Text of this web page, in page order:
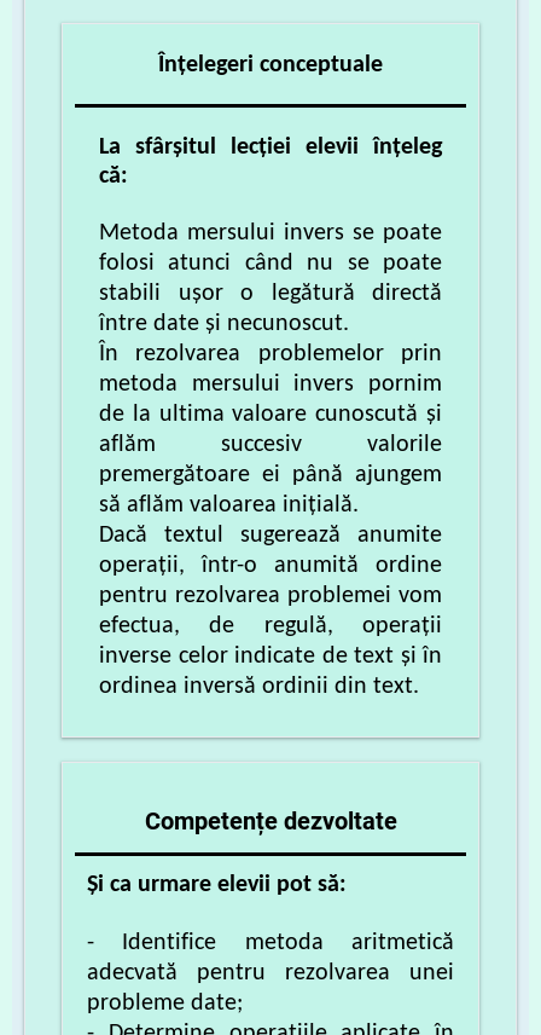
Înțelegeri conceptuale
La sfârșitul lecției elevii înțeleg
că:
Metoda mersului invers se poate
folosi atunci când nu se poate
stabili ușor o legătură directă
între date și necunoscut.
În rezolvarea problemelor prin
metoda mersului invers pornim
de la ultima valoare cunoscută și
aflăm succesiv valorile
premergătoare ei până ajungem
să aflăm valoarea inițială.
Dacă textul sugerează anumite
operații, într-o anumită ordine
pentru rezolvarea problemei vom
efectua, de regulă, operații
inverse celor indicate de text și în
ordinea inversă ordinii din text.
Competențe dezvoltate
Și ca urmare elevii pot să:
- Identifice metoda aritmetică
adecvată pentru rezolvarea unei
probleme date;